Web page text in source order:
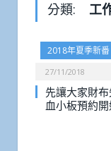
分類: 工
2018年夏季新番
27/11/2018
先讓大家財
血小板預約